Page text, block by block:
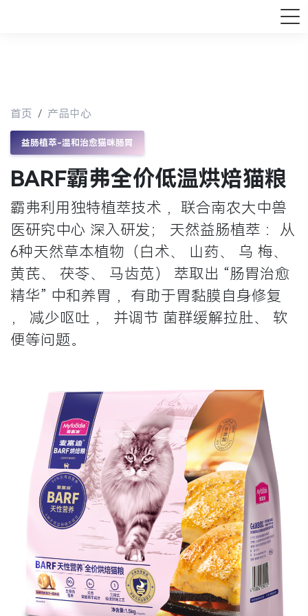
首页 产品中心
益肠植萃-温和治愈猫咪肠胃
BARF霸弗全价低温烘焙猫粮
霸弗利用独特植萃技术 ，联合南农大中兽
医研究中心 深入研发； 天然益肠植萃 ：从
6种天然草本植物（白术、 山药、 乌 梅、
黄芪、 茯苓、 马齿苋） 萃取出 “肠胃治愈
精华” 中和养胃 ，有助于胃黏膜自身修复
， 减少呕吐 ， 并调节 菌群缓解拉肚、 软
便等问题。